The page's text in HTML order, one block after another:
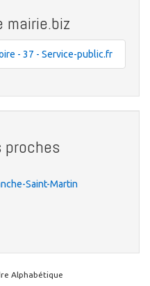
mairie.biz
- 37 - Service-public.fr
proches
Saint-Martin
Alphabétique